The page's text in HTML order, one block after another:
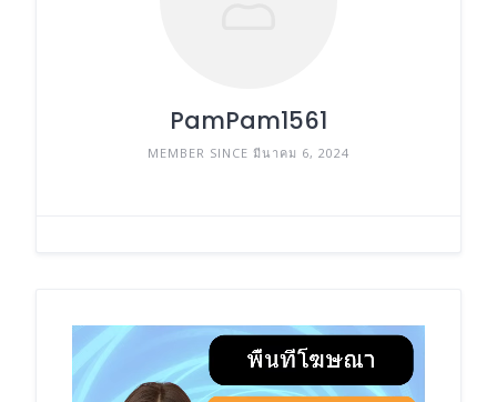
PamPam1561
MEMBER SINCE มีนาคม 6, 2024